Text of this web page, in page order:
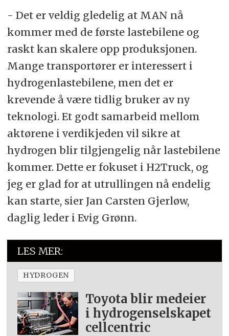
- Det er veldig gledelig at MAN nå
kommer med de første lastebilene og
raskt kan skalere opp produksjonen.
Mange transportører er interessert i
hydrogenlastebilene, men det er
krevende å være tidlig bruker av ny
teknologi. Et godt samarbeid mellom
aktørene i verdikjeden vil sikre at
hydrogen blir tilgjengelig når lastebilene
kommer. Dette er fokuset i H2Truck, og
jeg er glad for at utrullingen nå endelig
kan starte, sier Jan Carsten Gjerløw,
daglig leder i Evig Grønn.
LES MER:
HYDROGEN
Toyota blir medeier
i hydrogenselskapet
cellcentric